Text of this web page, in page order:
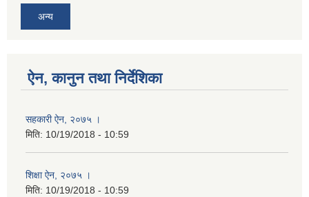
अन्य
ऐन, कानुन तथा निर्देशिका
सहकारी ऐन, २०७५ ।
मिति: 10/19/2018 - 10:59
शिक्षा ऐन, २०७५ ।
मिति: 10/19/2018 - 10:59